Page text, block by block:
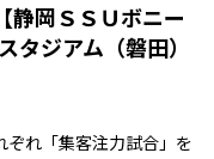
静岡ＳＳＵボニー
ジアム（磐田）
ぞれ「集客注力試合」を